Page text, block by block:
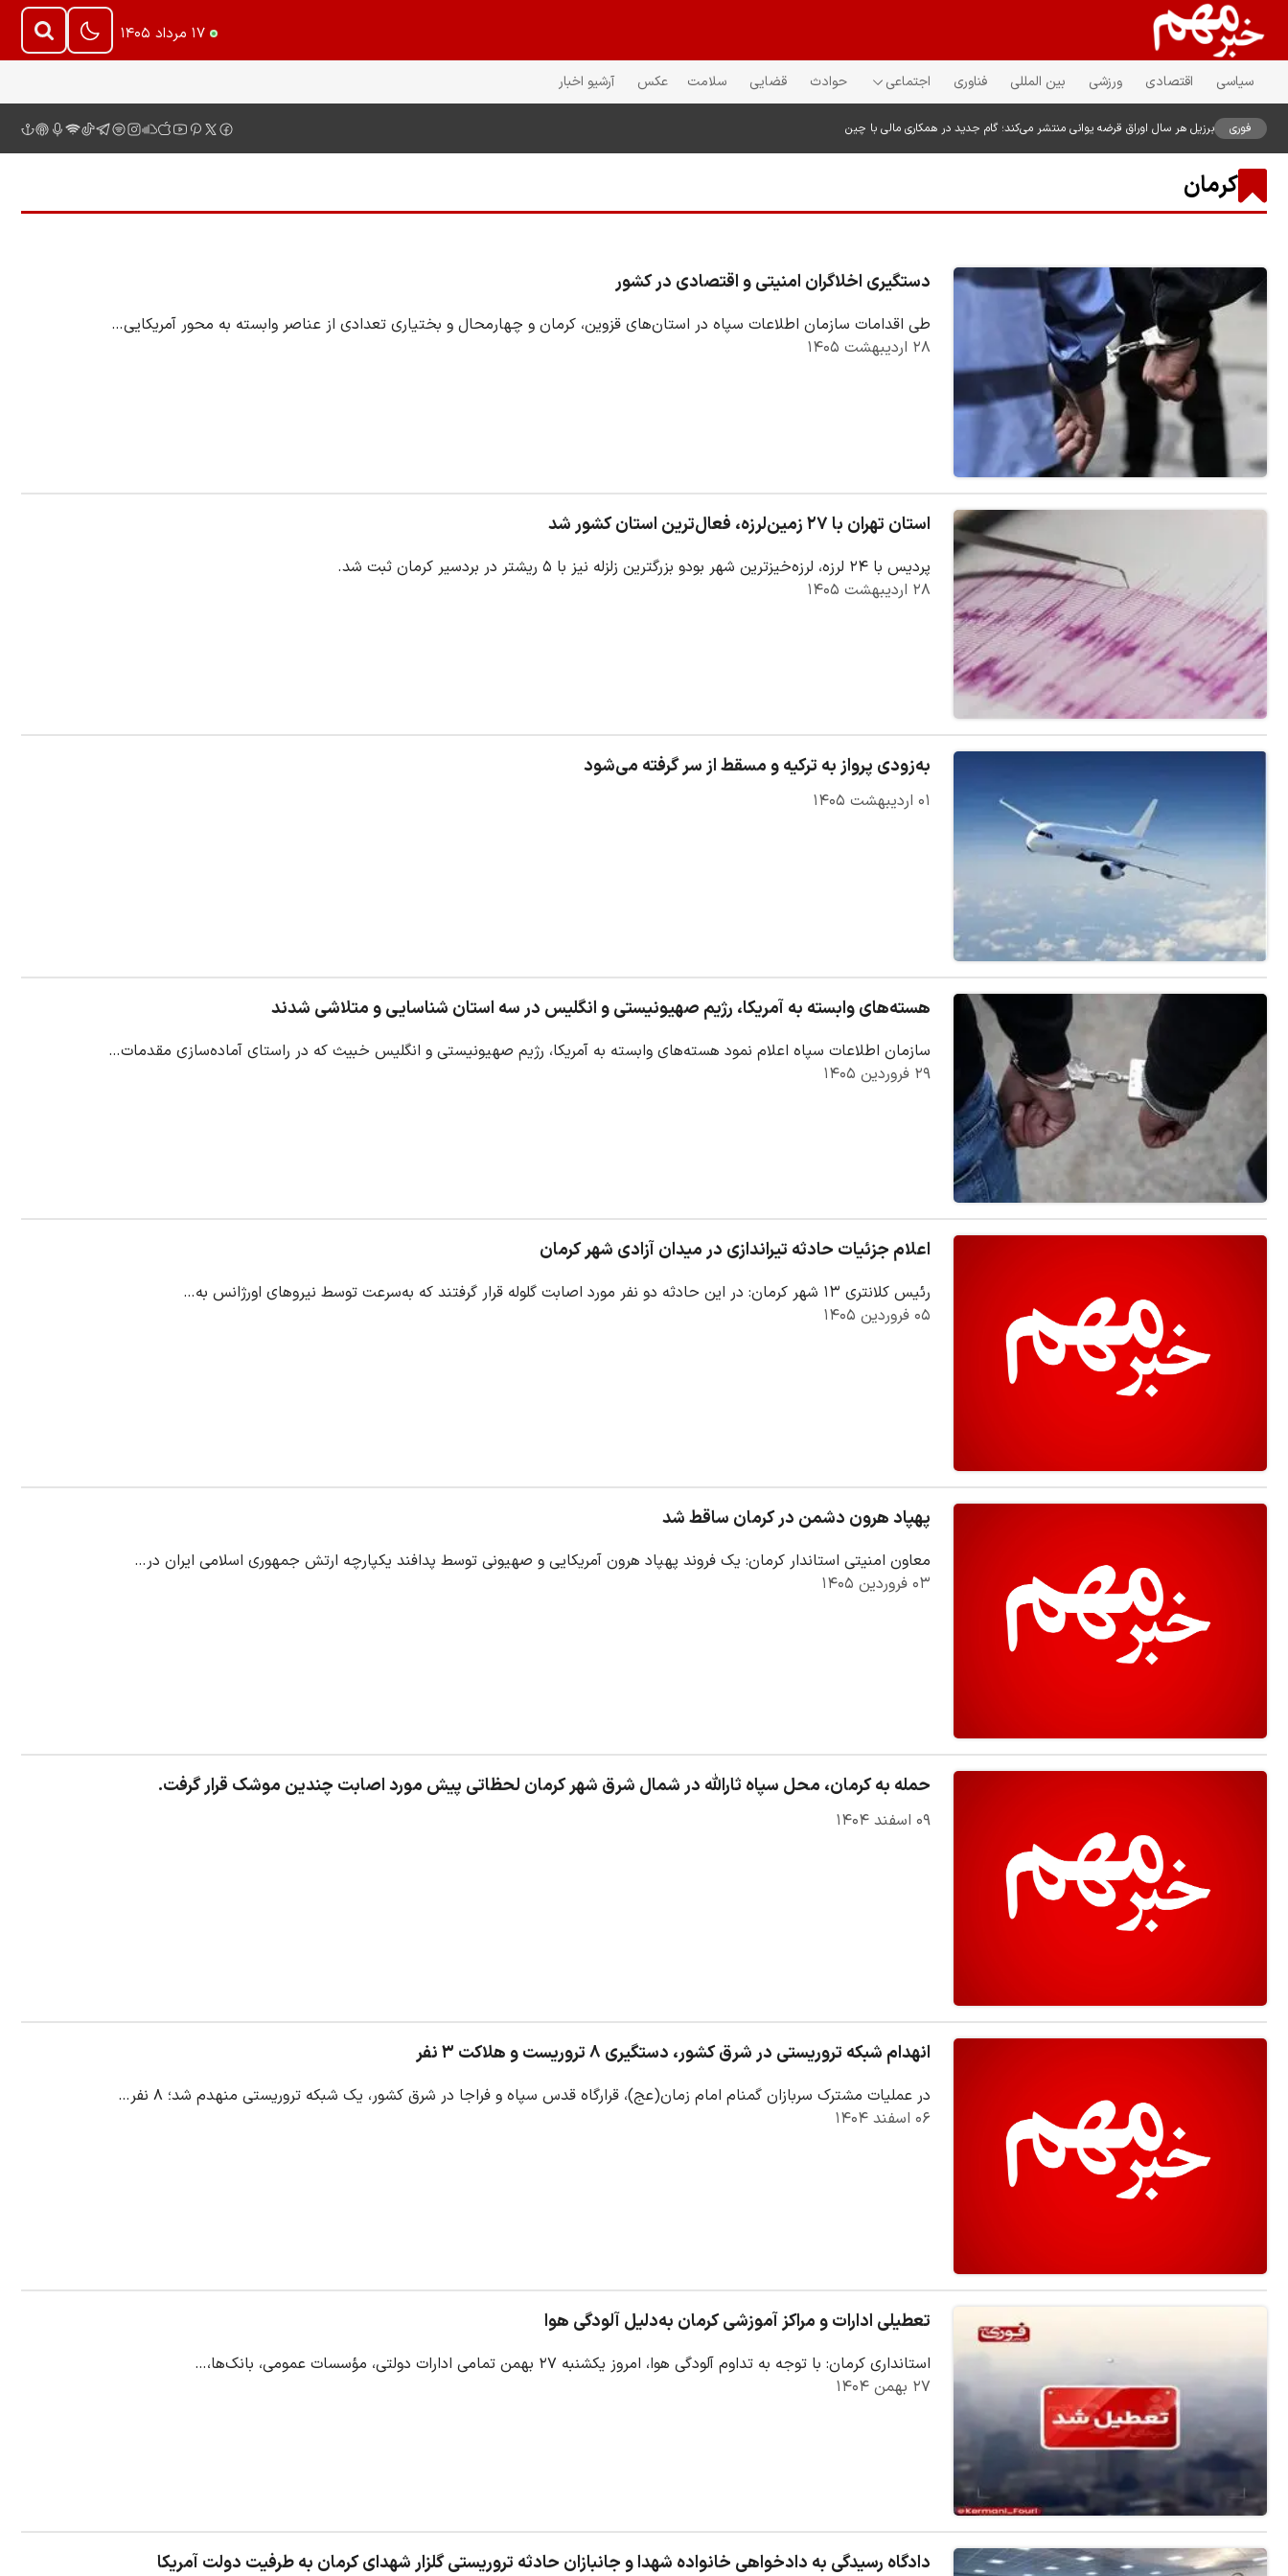
۱۷ مرداد ۱۴۰۵
سیاسی اقتصادی ورزشی بین المللی فناوری اجتماعی حوادث قضایی سلامت عکس آرشیو اخبار
فوری برزیل هر سال اوراق قرضه یوانی منتشر می‌کند؛ گام جدید در همکاری مالی با چین
کرمان
دستگیری اخلاگران امنیتی و اقتصادی در کشور
طی اقدامات سازمان اطلاعات سپاه در استان‌های قزوین، کرمان و چهارمحال و بختیاری تعدادی از عناصر وابسته به محور آمریکایی…
۲۸ اردیبهشت ۱۴۰۵
استان تهران با ۲۷ زمین‌لرزه، فعال‌ترین استان کشور شد
پردیس با ۲۴ لرزه، لرزه‌خیزترین شهر بودو بزرگترین زلزله نیز با ۵ ریشتر در بردسیر کرمان ثبت شد.
۲۸ اردیبهشت ۱۴۰۵
به‌زودی پرواز به ترکیه و مسقط از سر گرفته می‌شود
۰۱ اردیبهشت ۱۴۰۵
هسته‌های وابسته به آمریکا، رژیم صهیونیستی و انگلیس در سه استان شناسایی و متلاشی شدند
سازمان اطلاعات سپاه اعلام نمود هسته‌های وابسته به آمریکا، رژیم صهیونیستی و انگلیس خبیث که در راستای آماده‌سازی مقدمات…
۲۹ فروردین ۱۴۰۵
اعلام جزئیات حادثه تیراندازی در میدان آزادی شهر کرمان
رئیس کلانتری ۱۳ شهر کرمان: در این حادثه دو نفر مورد اصابت گلوله قرار گرفتند که به‌سرعت توسط نیروهای اورژانس به…
۰۵ فروردین ۱۴۰۵
پهپاد هرون دشمن در کرمان ساقط شد
معاون امنیتی استاندار کرمان: یک فروند پهپاد هرون آمریکایی و صهیونی توسط پدافند یکپارچه ارتش جمهوری اسلامی ایران در…
۰۳ فروردین ۱۴۰۵
حمله به کرمان، محل سپاه ثارالله در شمال شرق شهر کرمان لحظاتی پیش مورد اصابت چندین موشک قرار گرفت.
۰۹ اسفند ۱۴۰۴
انهدام شبکه تروریستی در شرق کشور، دستگیری ۸ تروریست ‌و هلاکت ۳ نفر
در عملیات مشترک سربازان گمنام امام زمان(عج)، قرارگاه قدس سپاه و فراجا در شرق کشور، یک شبکه تروریستی منهدم شد؛ ۸ نفر…
۰۶ اسفند ۱۴۰۴
تعطیلی ادارات و مراکز آموزشی کرمان به‌دلیل آلودگی هوا
استانداری کرمان: با توجه به تداوم آلودگی هوا، امروز یکشنبه ۲۷ بهمن تمامی ادارات دولتی، مؤسسات عمومی، بانک‌ها،…
۲۷ بهمن ۱۴۰۴
دادگاه رسیدگی به دادخواهی خانواده شهدا و جانبازان حادثه تروریستی گلزار شهدای کرمان به طرفیت دولت آمریکا